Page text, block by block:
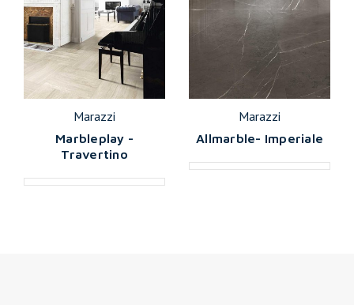
Marazzi
Marbleplay -
Travertino
Marazzi
Allmarble- Imperiale